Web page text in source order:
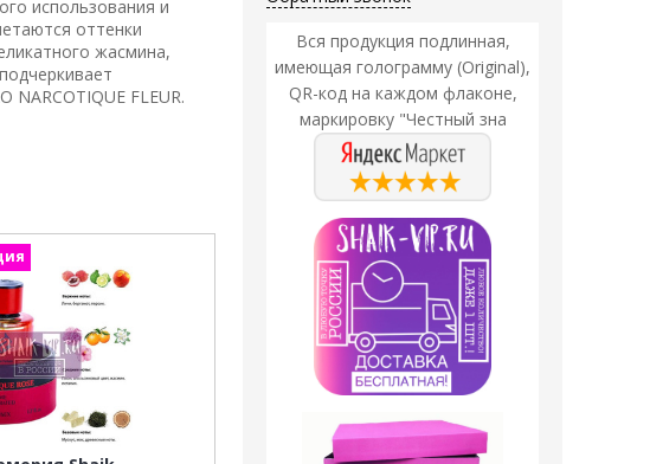
Вся продукция подлинная,
имеющая голограмму (Original),
QR-код на каждом флаконе,
маркировку "Честный зна
использования и
оттенки
жасмина,
FLEUR.
Акция